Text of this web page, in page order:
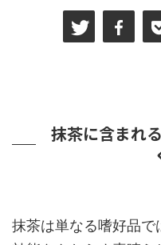
抹茶に含まれ
抹茶は単なる嗜好品